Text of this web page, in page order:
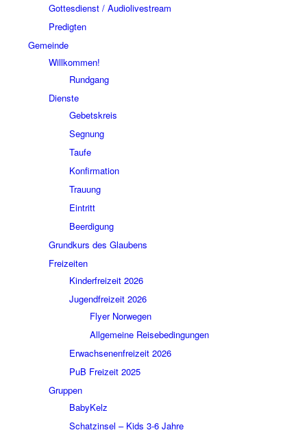
Gottesdienst / Audiolivestream
Predigten
Gemeinde
Willkommen!
Rundgang
Dienste
Gebetskreis
Segnung
Taufe
Konfirmation
Trauung
Eintritt
Beerdigung
Grundkurs des Glaubens
Freizeiten
Kinderfreizeit 2026
Jugendfreizeit 2026
Flyer Norwegen
Allgemeine Reisebedingungen
Erwachsenenfreizeit 2026
PuB Freizeit 2025
Gruppen
BabyKelz
Schatzinsel – Kids 3-6 Jahre